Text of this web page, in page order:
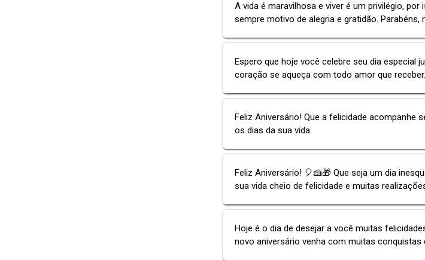
A vida é maravilhosa e viver é um privilégio,
sempre motivo de alegria e gratidão. Parabéns,
Espero que hoje você celebre seu dia especial
coração se aqueça com todo amor que
Feliz Aniversário! Que a felicidade acompanhe
os dias da sua vida.
Feliz Aniversário! 🎈🍰🎁 Que seja um dia
sua vida cheio de felicidade e muitas
Hoje é o dia de desejar a você muitas
novo aniversário venha com muitas